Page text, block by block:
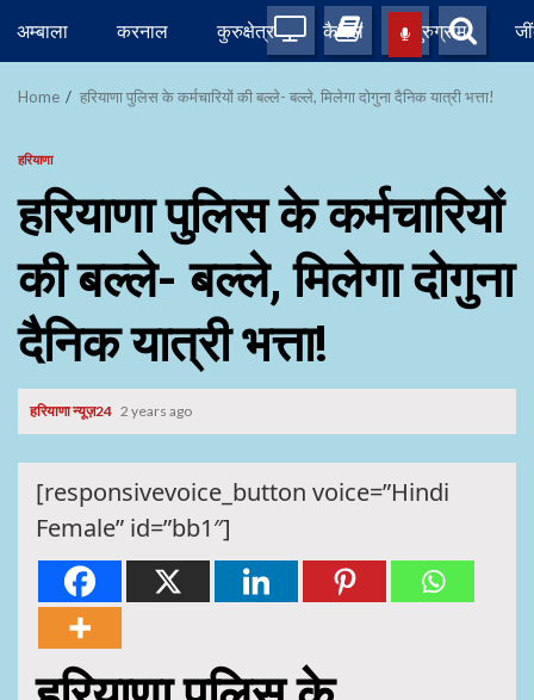
content
अम्बाला करनाल कुरुक्षेत्र कैथल गुरुग्राम
Home हरियाणा पुलिस के कर्मचारियों की बल्ले- बल्ले, मिलेगा दोगुना दैनिक यात्री भत्ता!
हरियाणा
हरियाणा पुलिस के कर्मचारियों
की बल्ले- बल्ले, मिलेगा दोगुना
दैनिक यात्री भत्ता!
हरियाणा न्यूज़24 2 years ago
[responsivevoice_button voice=”Hindi
Female” id=”bb1″]